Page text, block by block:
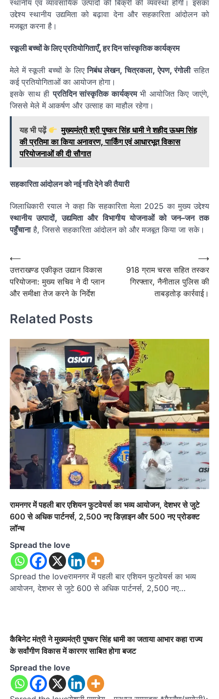
स्थानीय एवं व्यावसायिक उत्पादों की बिक्री की व्यवस्था होगी। इसका
उद्देश्य स्थानीय उद्यमिता को बढ़ावा देना और सहकारिता आंदोलन को
मजबूत करना है।
स्कूली बच्चों के लिए प्रतियोगिताएँ, हर दिन सांस्कृतिक कार्यक्रम
मेले में स्कूली बच्चों के लिएनिबंध लेखन, चित्रकला, ऐपण, रंगोलीसहित
कई प्रतियोगिताओं का आयोजन होगा।
इसके साथ हीप्रतिदिन सांस्कृतिक कार्यक्रमभी आयोजित किए जाएंगे,
जिससे मेले में आकर्षण और उत्साह का माहौल रहेगा।
यह भी पढ़ें
मुख्यमंत्री श्री पुष्कर सिंह धामी ने शहीद ऊधम सिंह
की प्रतिमा का किया अनावरण, पार्किंग एवं आधारभूत विकास
परियोजनाओं की दी सौगात
सहकारिता आंदोलन को नई गति देने की तैयारी
जिलाधिकारी रयाल ने कहा कि सहकारिता मेला 2025 का मुख्य उद्देश्य
स्थानीय उत्पादों, उद्यमिता और विभागीय योजनाओं को जन–जन तक
पहुँचानाहै, जिससे सहकारिता आंदोलन को और मजबूत किया जा सके।
Post
navigation
⟵
उत्तराखण्ड एकीकृत उद्यान विकास
परियोजना: मुख्य सचिव ने दी प्लान
और समीक्षा तेज करने के निर्देश
918 ग्राम चरस सहित तस्कर
गिरफ्तार, नैनीताल पुलिस की
ताबड़तोड़ कार्रवाई।
⟶
Related Posts
रामनगर में पहली बार एशियन फुटवेयर्स का भव्य आयोजन, देशभर से जुटे
600 से अधिक पार्टनर्स, 2,500 नए डिज़ाइन और 500 नए प्रोडक्ट
लॉन्च
Spread the love
Spread the loveरामनगर में पहली बार एशियन फुटवेयर्स का भव्य
आयोजन, देशभर से जुटे 600 से अधिक पार्टनर्स, 2,500 नए…
कैबिनेट मंत्री ने मुख्यमंत्री पुष्कर सिंह धामी का जताया आभार कहा राज्य
के सर्वांगीण विकास में कारगर साबित होगा बजट
Spread the love